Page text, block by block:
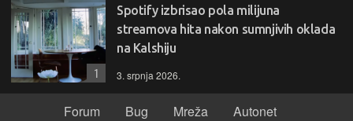
Spotify izbrisao pola milijuna
streamova hita nakon sumnjivih oklada
na Kalshiju
3. srpnja 2026.
1
Forum Bug Mreža
Autonet